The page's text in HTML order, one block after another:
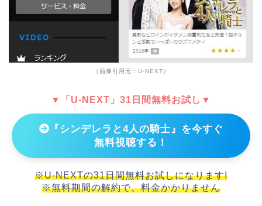
（画像引用元：U-NEXT）
▼「U-NEXT」31日間無料お試し▼
『シンデレラと4人の騎士』を今すぐ
無料視聴する！
※U-NEXTの31日間無料お試しになります!
※無料期間の解約で、料金かかりません